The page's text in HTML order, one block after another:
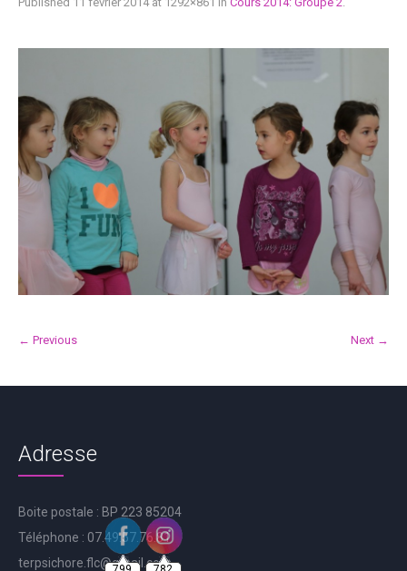
← Previous Next →
Adresse
Boite postale : BP 223 85204
Téléphone : 07.49.57.76.81
terpsichore.flc@gmail.com
799 782